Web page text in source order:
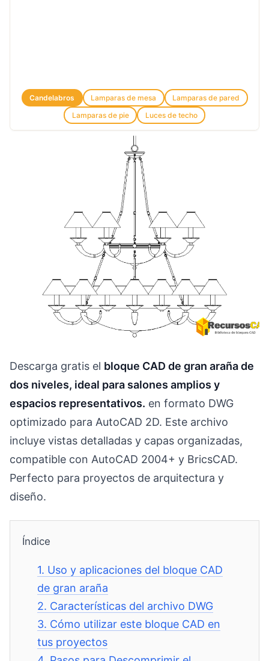
Candelabros Lamparas de mesa
Lamparas de pared
Lamparas de pie
Luces de techo
Descarga gratis el bloque CAD de gran araña de
dos niveles, ideal para salones amplios y
espacios representativos. en formato DWG
optimizado para AutoCAD 2D. Este archivo
incluye vistas detalladas y capas organizadas,
compatible con AutoCAD 2004+ y BricsCAD.
Perfecto para proyectos de arquitectura y
diseño.
Índice
1. Uso y aplicaciones del bloque CAD
de gran araña
2. Características del archivo DWG
3. Cómo utilizar este bloque CAD en
tus proyectos